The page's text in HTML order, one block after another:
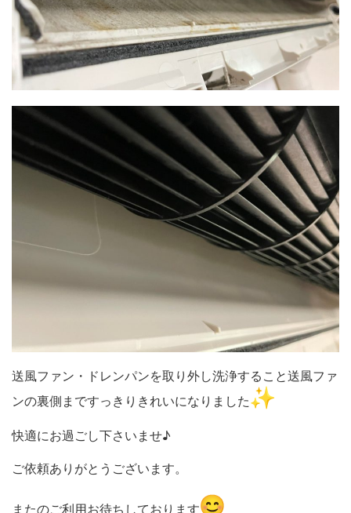
送風ファン・ドレンパンを取り外し洗浄すること送風ファ
ンの裏側まですっきりきれいになりました
快適にお過ごし下さいませ♪
ご依頼ありがとうございます。
またのご利用お待ちしております